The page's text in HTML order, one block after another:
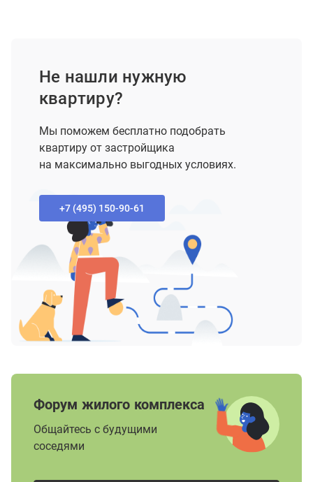
Форум жилого комплекса
Общайтесь с будущими
соседями
Не нашли нужную
квартиру?
Мы поможем бесплатно подобрать
квартиру от застройщика
на максимально выгодных условиях.
+7 (495) 150-90-61‬